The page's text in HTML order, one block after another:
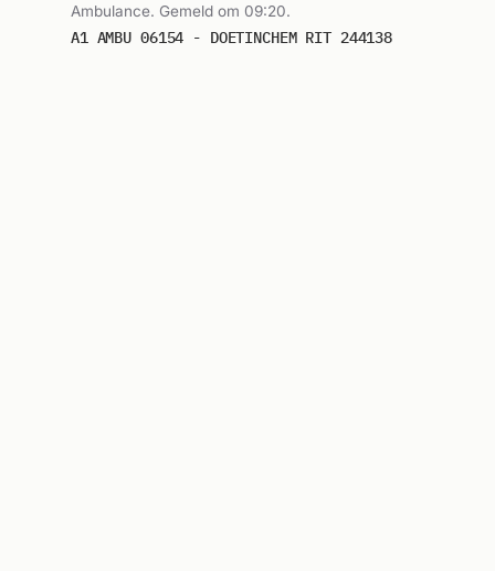
Ambulance. Gemeld om 09:20.
A1 AMBU 06154 - DOETINCHEM RIT 244138